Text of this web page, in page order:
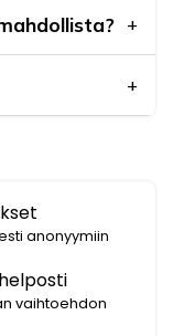
anonyymiin
vaihtoehdon